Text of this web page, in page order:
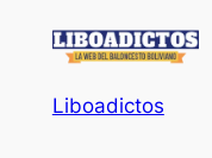
Liboadictos